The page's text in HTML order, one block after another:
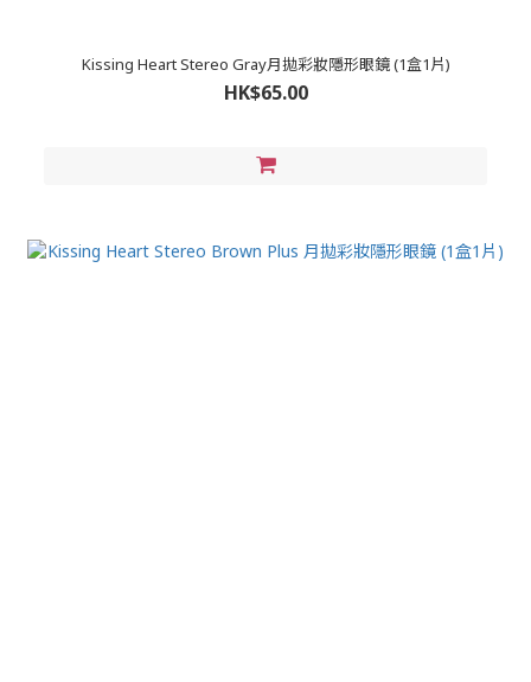
Kissing Heart Stereo Gray月拋彩妝隱形眼鏡 (1盒1片)
HK$65.00